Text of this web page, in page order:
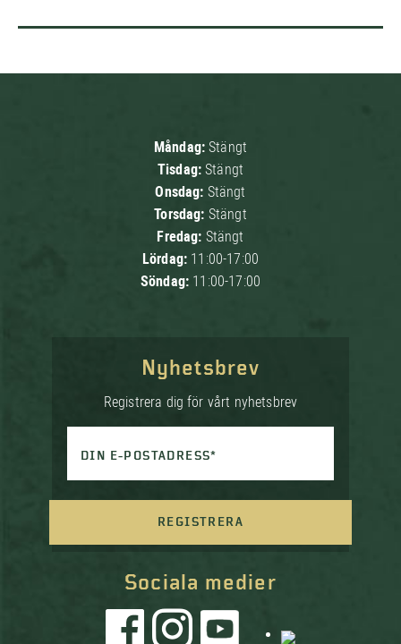
Måndag:Stängt
Tisdag:Stängt
Onsdag: Stängt
Torsdag: Stängt
Fredag: Stängt
Lördag: 11:00-17:00
Söndag: 11:00-17:00
Sociala medier
Nyhetsbrev
Registrera dig för vårt nyhetsbrev
DIN E-POSTADRESS*
REGISTRERA